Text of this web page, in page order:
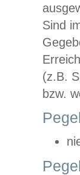
Sind
(z.B.
bzw.